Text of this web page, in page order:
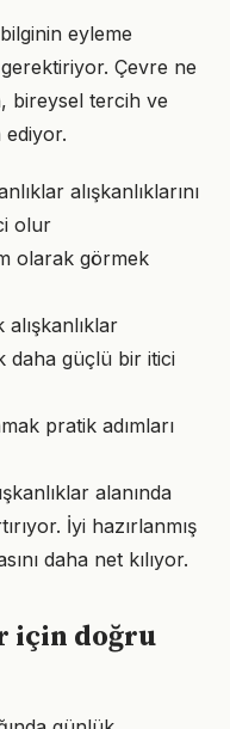
eyleme
Çevre ne
bireysel tercih ve
alışkanlıklarını
olur
olarak görmek
daha güçlü bir itici
pratik adımları
alanında
İyi hazırlanmış
daha net kılıyor.
için doğru